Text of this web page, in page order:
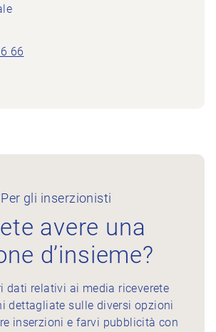
66
Per gli inserzionisti
avere una
d’insieme?
dati relativi ai media riceverete
dettagliate sulle diversi opzioni
inserzioni e farvi pubblicità con